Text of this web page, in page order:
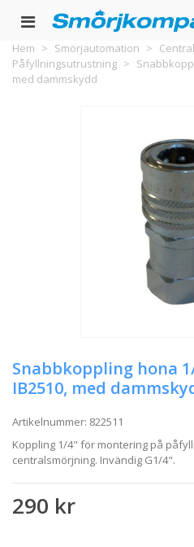
Hem > Smörjautomation >
Påfyllningsutrustning >
med dammskydd
Snabbkoppling hona
IB2510, med
Artikelnummer: 822511
Koppling 1/4" för montering på
centralsmörjning. Invändig G1/4".
290 kr